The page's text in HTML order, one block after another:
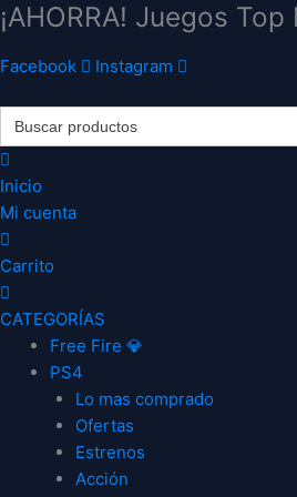
Ir
al
contenido
¡AHORRA! Juegos
Facebook Instagram
Search
for:
Inicio
Mi cuenta
Carrito
CATEGORÍAS
Free Fire 💎
PS4
Lo mas comprado
Ofertas
Estrenos
Acción